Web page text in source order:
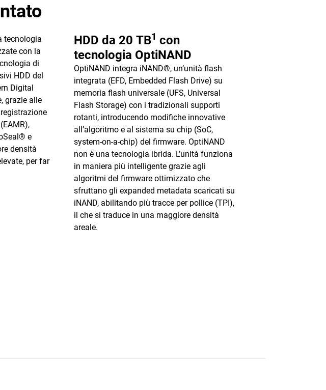
tecnologia
con la
di
HDD del
Digital
grazie alle
e
densità
per far
HDD da 20 TB1 con
tecnologia OptiNAND
OptiNAND integra iNAND®, un’unità flash
integrata (EFD, Embedded Flash Drive) su
memoria flash universale (UFS, Universal
Flash Storage) con i tradizionali supporti
rotanti, introducendo modifiche innovative
all’algoritmo e al sistema su chip (SoC,
system-on-a-chip) del firmware. OptiNAND
non è una tecnologia ibrida. L’unità funziona
in maniera più intelligente grazie agli
algoritmi del firmware ottimizzato che
sfruttano gli expanded metadata scaricati su
iNAND, abilitando più tracce per pollice (TPI),
il che si traduce in una maggiore densità
areale.